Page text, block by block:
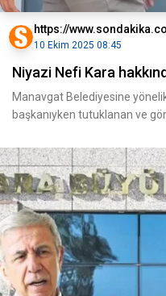
https://
10 Ekim 2025 08:45
Niyazi Nefi Kara
Manavgat Belediyesine
başkanıyken tutuklanan ve